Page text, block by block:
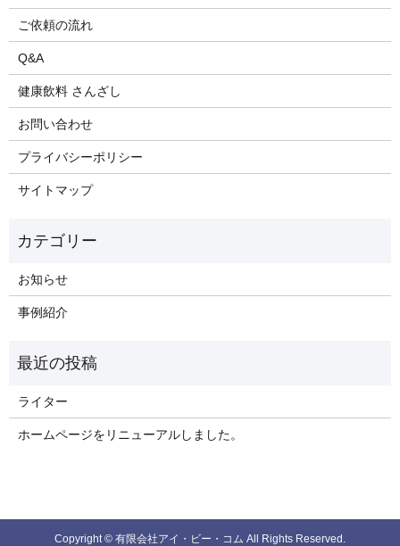
ご依頼の流れ
Q&A
健康飲料 さんざし
お問い合わせ
プライバシーポリシー
サイトマップ
お知らせ
事例紹介
ライター
ホームページをリニューアルしました。
Copyright © 有限会社アイ・ビー・コム All Rights Reserved.